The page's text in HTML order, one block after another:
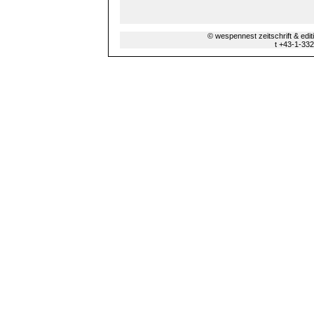
© wespennest zeitschrift &
t +43-1-